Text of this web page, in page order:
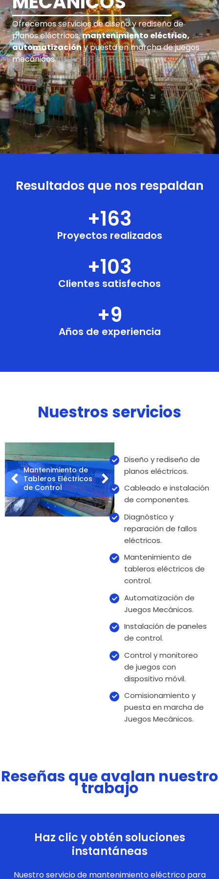
Ofrecemos servicios de diseño y rediseño de
planos eléctricos,mantenimiento eléctrico,
automatizacióny puesta en marcha de juegos
mecánicos.
Resultados que nos respaldan
+163
Proyectos realizados
+104
Clientes satisfechos
+10
Años de experiencia
Nuestros servicios
Mantenimiento de
Tableros Eléctricos
de Control
Juegos Mecánicos
Diseño y rediseño de
planos eléctricos.
Cableado e instalación
de componentes.
Diagnóstico y
reparación de fallos
eléctricos.
Mantenimiento de
tableros eléctricos de
control.
Automatización de
Juegos Mecánicos.
Instalación de paneles
de control.
Control y monitoreo
de juegos con
dispositivo móvil.
Comisionamiento y
puesta en marcha de
Juegos Mecánicos.
Reseñas que avalan nuestro
trabajo
Haz clic y obtén soluciones
instantáneas
Nuestro servicio de mantenimiento eléctrico para